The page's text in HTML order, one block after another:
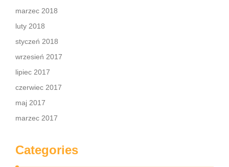
marzec 2018
luty 2018
styczeń 2018
wrzesień 2017
lipiec 2017
czerwiec 2017
maj 2017
marzec 2017
Categories